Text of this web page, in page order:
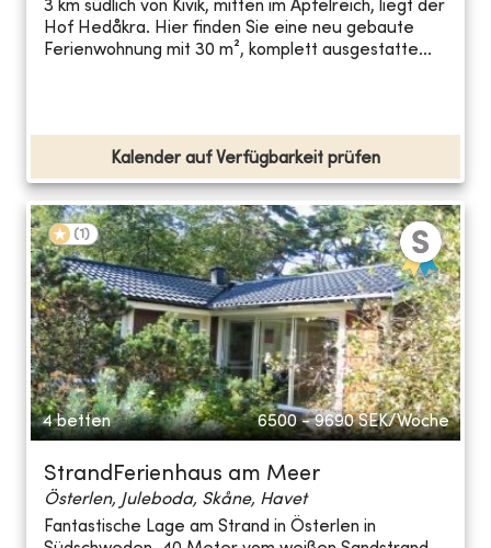
3 km südlich von Kivik, mitten im Apfelreich, liegt der
Hof Hedåkra. Hier finden Sie eine neu gebaute
Ferienwohnung mit 30 m², komplett ausgestatte...
Kalender auf Verfügbarkeit prüfen
(1 )
4 betten 6500 - 9690 SEK/Woche
StrandFerienhaus am Meer
Österlen, Juleboda, Skåne, Havet
Fantastische Lage am Strand in Österlen in